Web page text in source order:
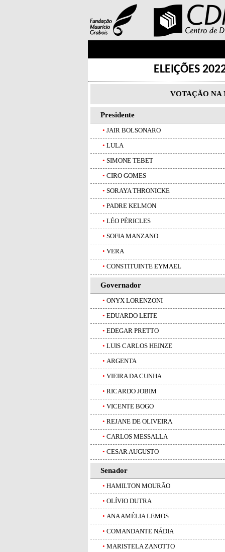
ELEIÇÕES
VOTAÇÃO NA
Presidente
• JAIR BOLSONARO
• LULA
• SIMONE TEBET
• CIRO GOMES
• SORAYA THRONICKE
• PADRE KELMON
• LÉO PÉRICLES
• SOFIA MANZANO
• VERA
• CONSTITUINTE EYMAEL
Governador
• ONYX LORENZONI
• EDUARDO LEITE
• EDEGAR PRETTO
• LUIS CARLOS HEINZE
• ARGENTA
• VIEIRA DA CUNHA
• RICARDO JOBIM
• VICENTE BOGO
• REJANE DE OLIVEIRA
• CARLOS MESSALLA
• CESAR AUGUSTO
Senador
• HAMILTON MOURÃO
• OLÍVIO DUTRA
• ANA AMÉLIA LEMOS
• COMANDANTE NÁDIA
• MARISTELA ZANOTTO